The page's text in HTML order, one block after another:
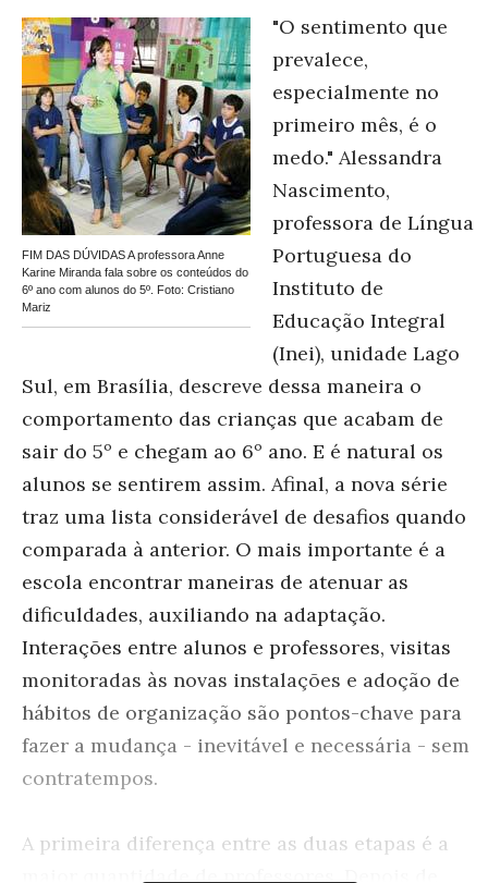
FIM DAS DÚVIDAS A professora Anne
Karine Miranda fala sobre os conteúdos do
6º ano com alunos do 5º. Foto: Cristiano
Mariz
"O sentimento que
prevalece,
especialmente no
primeiro mês, é o
medo." Alessandra
Nascimento,
professora de Língua
Portuguesa do
Instituto de
Educação Integral
(Inei), unidade Lago
Sul, em Brasília, descreve dessa maneira o
comportamento das crianças que acabam de
sair do 5º e chegam ao 6º ano. E é natural os
alunos se sentirem assim. Afinal, a nova série
traz uma lista considerável de desafios quando
comparada à anterior. O mais importante é a
escola encontrar maneiras de atenuar as
dificuldades, auxiliando na adaptação.
Interações entre alunos e professores, visitas
monitoradas às novas instalações e adoção de
hábitos de organização são pontos-chave para
fazer a mudança - inevitável e necessária - sem
contratempos.
A primeira diferença entre as duas etapas é a
maior quantidade de professores. Depois de